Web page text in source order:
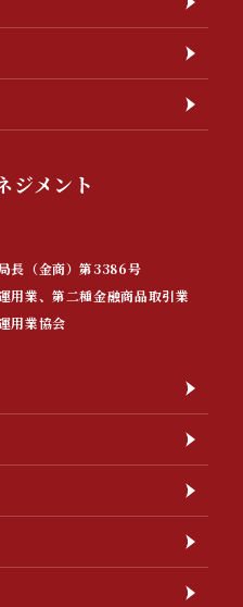
ジメント
（金商）第3386号
業、第二種金融商品取引業
用業協会